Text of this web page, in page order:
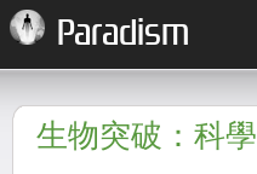
Paradism
生物突破：科